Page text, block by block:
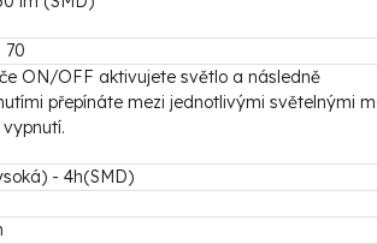
70
ON/OFF aktivujete světlo a následně
přepínáte mezi jednotlivými světelnými
- 4h(SMD)